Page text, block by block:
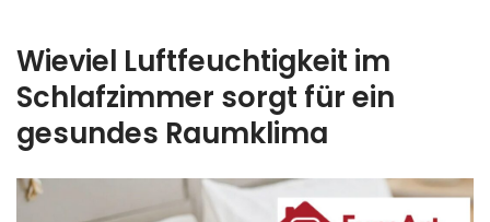
Wieviel Luftfeuchtigkeit im
Schlafzimmer sorgt für ein
gesundes Raumklima